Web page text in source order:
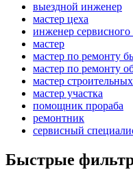
выездной инженер
мастер цеха
инженер сервисного
мастер
мастер по ремонту
мастер по ремонту
мастер
мастер участка
помощник прораба
ремонтник
сервисный
Быстрые